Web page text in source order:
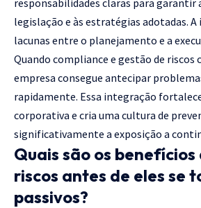
legislação e às estratégias adotadas.
lacunas entre o planejamento e a
Quando compliance e gestão de riscos
empresa consegue antecipar
rapidamente. Essa integração
corporativa e cria uma cultura de
significativamente a exposição a
Quais são os
riscos antes de eles se
passivos?